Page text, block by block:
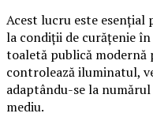
Acest lucru este
la condiții de curățenie
toaletă publică modernă
controlează iluminatul,
adaptându-se la
mediu.